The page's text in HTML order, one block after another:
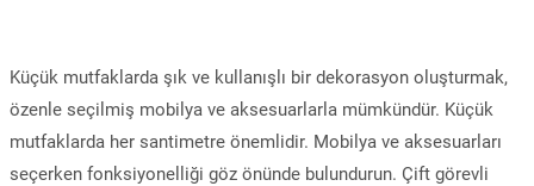
Küçük mutfaklarda şık ve kullanışlı bir dekorasyon oluşturmak,
özenle seçilmiş mobilya ve aksesuarlarla mümkündür. Küçük
mutfaklarda her santimetre önemlidir. Mobilya ve aksesuarları
seçerken fonksiyonelliği göz önünde bulundurun. Çift görevli